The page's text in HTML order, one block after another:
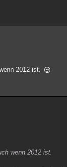
2012 ist.
wenn 2012 ist.